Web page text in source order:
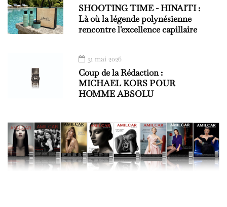
SHOOTING TIME - HINAITI :
Là où la légende polynésienne
rencontre l'excellence capillaire
31 mai 2026
Coup de la Rédaction :
MICHAEL KORS POUR
HOMME ABSOLU